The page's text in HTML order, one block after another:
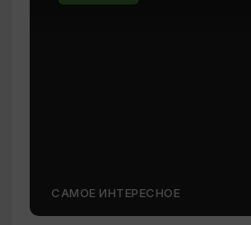
САМОЕ ИНТЕРЕСНОЕ